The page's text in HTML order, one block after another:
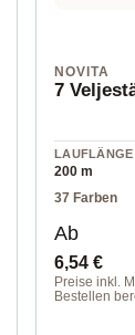
NOVITA
7
LAUFLÄNGE
200 m
37 Farben
Ab
6,54 €
Preise inkl.
Bestellen